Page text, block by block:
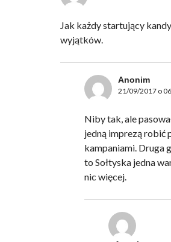
Jak każdy startujący
wyjątków.
Anonim
21/09/2017 o
Niby tak, ale
jedną imprezą robić
kampaniami. Druga
to Sołtyska jedna
nic więcej.